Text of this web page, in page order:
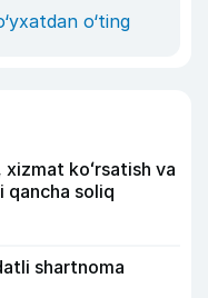
o‘ting
koʻrsatish va
qancha soliq
shartnoma